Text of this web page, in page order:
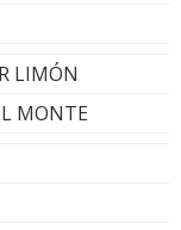
LIMÓN
MONTE